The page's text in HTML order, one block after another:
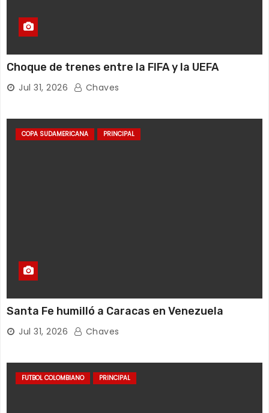
e
e
t
Choque de trenes entre la FIFA y la UEFA
Jul 31, 2026 Chaves
COPA SUDAMERICANA PRINCIPAL
Santa Fe humilló a Caracas en Venezuela
Jul 31, 2026 Chaves
FUTBOL COLOMBIANO PRINCIPAL